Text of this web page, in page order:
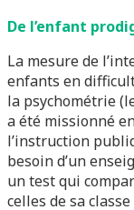
De l’enfant
La mesure de
enfants en
la psychométrie
a été missionné
l’instruction
besoin d’un
un test qui
celles de sa